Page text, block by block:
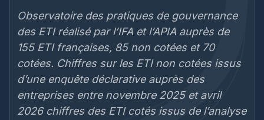
Observatoire des pratiques de gouvernance
des ETI réalisé par l’IFA et l’APIA auprès de
155 ETI françaises, 85 non cotées et 70
cotées. Chiffres sur les ETI non cotées issus
d’une enquête déclarative auprès des
entreprises entre novembre 2025 et avril
2026 chiffres des ETI cotés issus de l’analyse